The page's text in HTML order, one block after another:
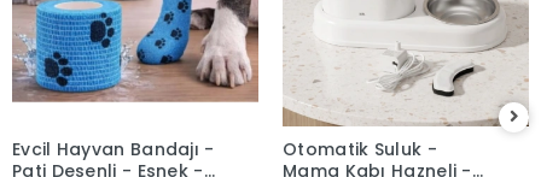
Evcil Hayvan Bandajı -
Pati Desenli - Esnek -
Otomatik Suluk -
Mama Kabı Hazneli -